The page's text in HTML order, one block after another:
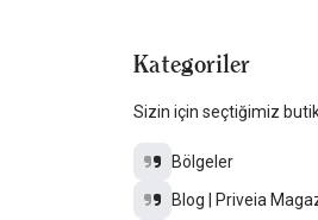
Kategoriler
Sizin için seçtiğimiz
Bölgeler
Blog | Priveia